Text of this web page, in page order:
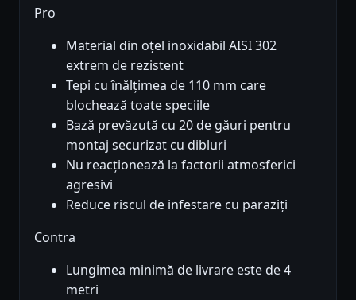
Pro
Material din oțel inoxidabil AISI 302
extrem de rezistent
Tepi cu înălțimea de 110 mm care
blochează toate speciile
Bază prevăzută cu 20 de găuri pentru
montaj securizat cu dibluri
Nu reacționează la factorii atmosferici
agresivi
Reduce riscul de infestare cu paraziți
Contra
Lungimea minimă de livrare este de 4
metri